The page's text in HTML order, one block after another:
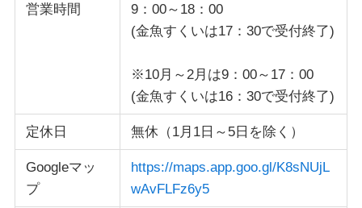
営業時間
9：00～18：00
(金魚すくいは17：30で受付終了)
※10月～2月は9：00～17：00
(金魚すくいは16：30で受付終了)
定休日 無休（1月1日～5日を除く）
Googleマッ
プ
https://maps.app.goo.gl/K8sNUjL
wAvFLFz6y5